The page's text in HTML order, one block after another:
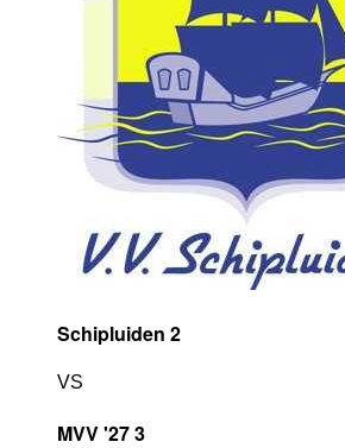
Schipluiden 2
VS
MVV '27 3